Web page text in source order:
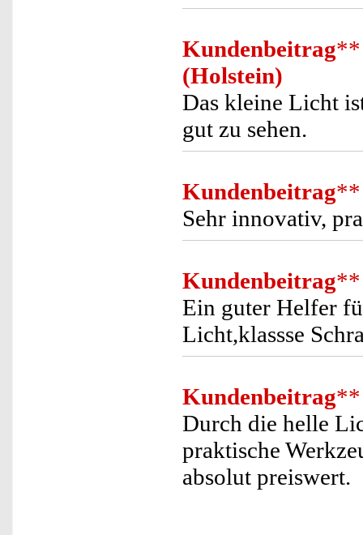
Kundenbeitrag**
(Holstein)
Das kleine Licht
gut zu sehen.
Kundenbeitrag**
Sehr innovativ,
Kundenbeitrag**
Ein guter Helfer
Licht,klassse
Kundenbeitrag**
Durch die helle
praktische
absolut preiswert.